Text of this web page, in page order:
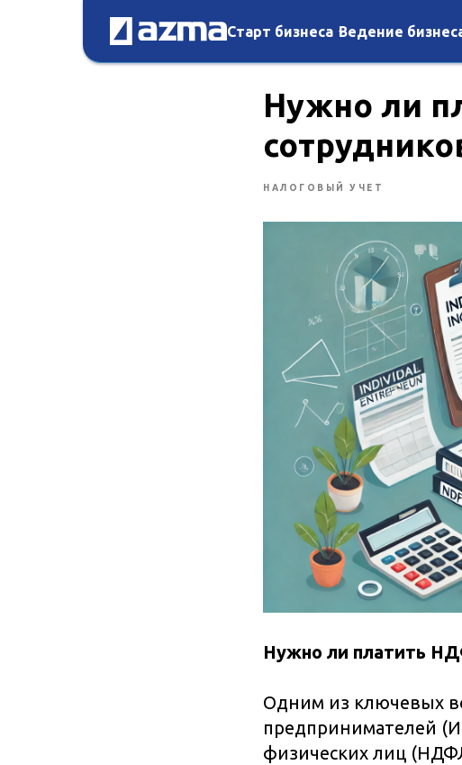
Старт бизнеса Ведение
Нужно ли
НАЛОГОВЫЙ УЧЕТ
Нужно ли платить
Одним из ключевых
предпринимателей
физических лиц